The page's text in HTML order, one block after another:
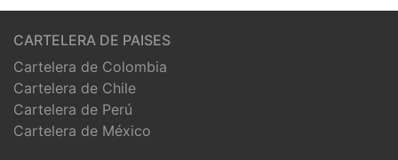
CARTELERA DE PAISES
Cartelera de Colombia
Cartelera de Chile
Cartelera de Perú
Cartelera de México